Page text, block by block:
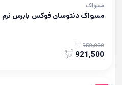
مسواک
مسواک دنتوسان فوکس بابرس نرم
950,000
921,500